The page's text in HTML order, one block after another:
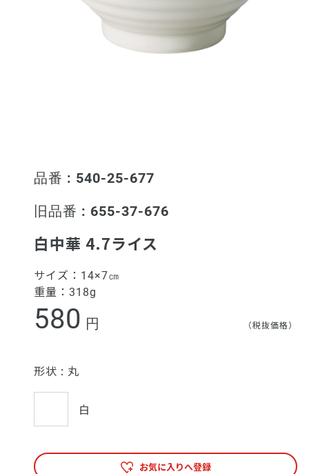
品番 : 540-25-677
旧品番 : 655-37-676
白中華 4.7ライス
サイズ： 14×7㎝
重量： 318g
580 円 （税抜価格）
形状 : 丸
白
お気に入りへ登録